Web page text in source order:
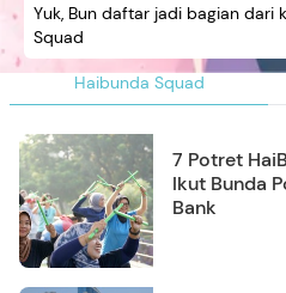
Haibunda Squad
Yuk, Bun daftar jadi bagian dari
Squad
7 Potret
Ikut Bunda
Bank